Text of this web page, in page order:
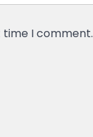
time I comment.